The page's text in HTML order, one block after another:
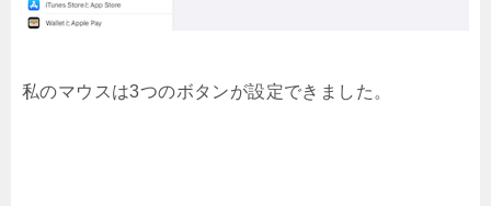
私のマウスは3つのボタンが設定できました。